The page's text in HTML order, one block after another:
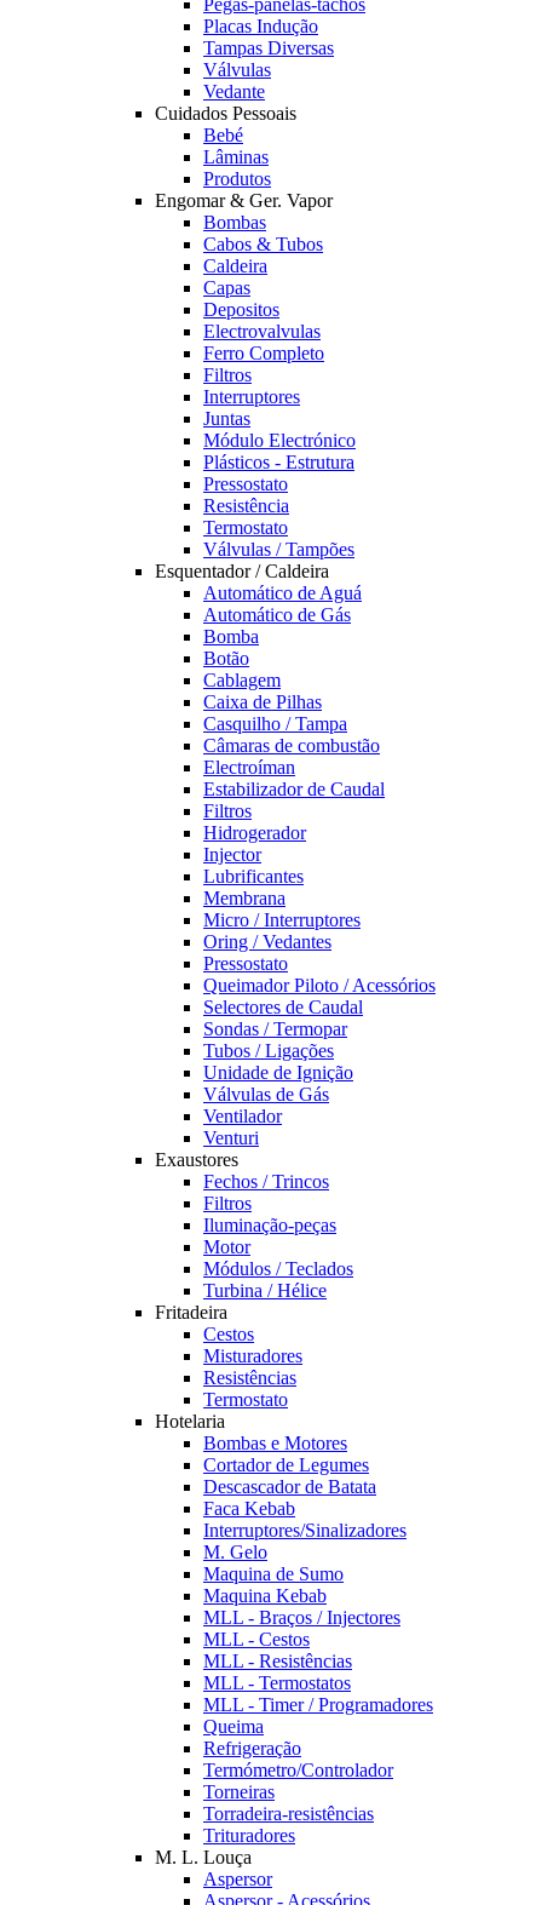
Pegas-panelas-tachos
Placas Indução
Tampas Diversas
Válvulas
Vedante
Cuidados Pessoais
Bebé
Lâminas
Produtos
Engomar & Ger. Vapor
Bombas
Cabos & Tubos
Caldeira
Capas
Depositos
Electrovalvulas
Ferro Completo
Filtros
Interruptores
Juntas
Módulo Electrónico
Plásticos - Estrutura
Pressostato
Resistência
Termostato
Válvulas / Tampões
Esquentador / Caldeira
Automático de Aguá
Automático de Gás
Bomba
Botão
Cablagem
Caixa de Pilhas
Casquilho / Tampa
Câmaras de combustão
Electroíman
Estabilizador de Caudal
Filtros
Hidrogerador
Injector
Lubrificantes
Membrana
Micro / Interruptores
Oring / Vedantes
Pressostato
Queimador Piloto / Acessórios
Selectores de Caudal
Sondas / Termopar
Tubos / Ligações
Unidade de Ignição
Válvulas de Gás
Ventilador
Venturi
Exaustores
Fechos / Trincos
Filtros
Iluminação-peças
Motor
Módulos / Teclados
Turbina / Hélice
Fritadeira
Cestos
Misturadores
Resistências
Termostato
Hotelaria
Bombas e Motores
Cortador de Legumes
Descascador de Batata
Faca Kebab
Interruptores/Sinalizadores
M. Gelo
Maquina de Sumo
Maquina Kebab
MLL - Braços / Injectores
MLL - Cestos
MLL - Resistências
MLL - Termostatos
MLL - Timer / Programadores
Queima
Refrigeração
Termómetro/Controlador
Torneiras
Torradeira-resistências
Trituradores
M. L. Louça
Aspersor
Aspersor - Acessórios